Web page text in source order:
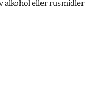
alkohol eller rusmidler